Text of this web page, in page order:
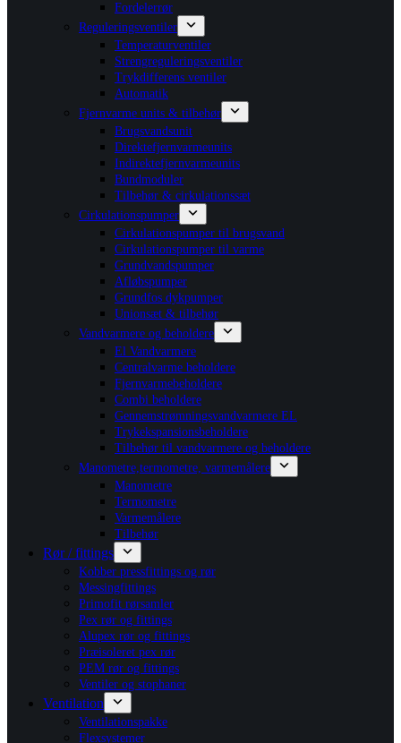
Fordelerrør
Reguleringsventiler
Temperaturventiler
Strengreguleringsventiler
Trykdifferens ventiler
Automatik
Fjernvarme units & tilbehør
Brugsvandsunit
Direktefjernvarmeunits
Indirektefjernvarmeunits
Bundmoduler
Tilbehør & cirkulationssæt
Cirkulationspumper
Cirkulationspumper til brugsvand
Cirkulationspumper til varme
Grundvandspumper
Afløbspumper
Grundfos dykpumper
Unionsæt & tilbehør
Vandvarmere og beholdere
El Vandvarmere
Centralvarme beholdere
Fjernvarmebeholdere
Combi beholdere
Gennemstrømningsvandvarmere EL
Trykekspansionsbeholdere
Tilbehør til vandvarmere og beholdere
Manometre,termometre, varmemålere
Manometre
Termometre
Varmemålere
Tilbehør
Rør / fittings
Kobber pressfittings og rør
Messingfittings
Primofit rørsamler
Pex rør og fittings
Alupex rør og fittings
Præisoleret pex rør
PEM rør og fittings
Ventiler og stophaner
Ventilation
Ventilationspakke
Flexsystemer